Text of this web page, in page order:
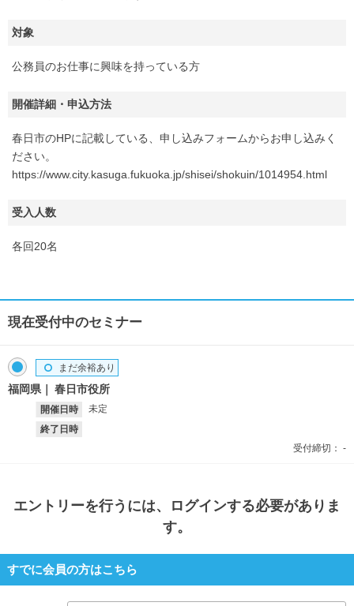
対象
公務員のお仕事に興味を持っている方
開催詳細・申込方法
春日市のHPに記載している、申し込みフォームからお申し込みく
ださい。
https://www.city.kasuga.fukuoka.jp/shisei/shokuin/1014954.html
受入人数
各回20名
現在受付中のセミナー
福岡県 春日市役所
開催日時
未定
終了日時
まだ余裕あり
受付締切： -
エントリーを行うには、ログインする必要がありま
す。
すでに会員の方はこちら